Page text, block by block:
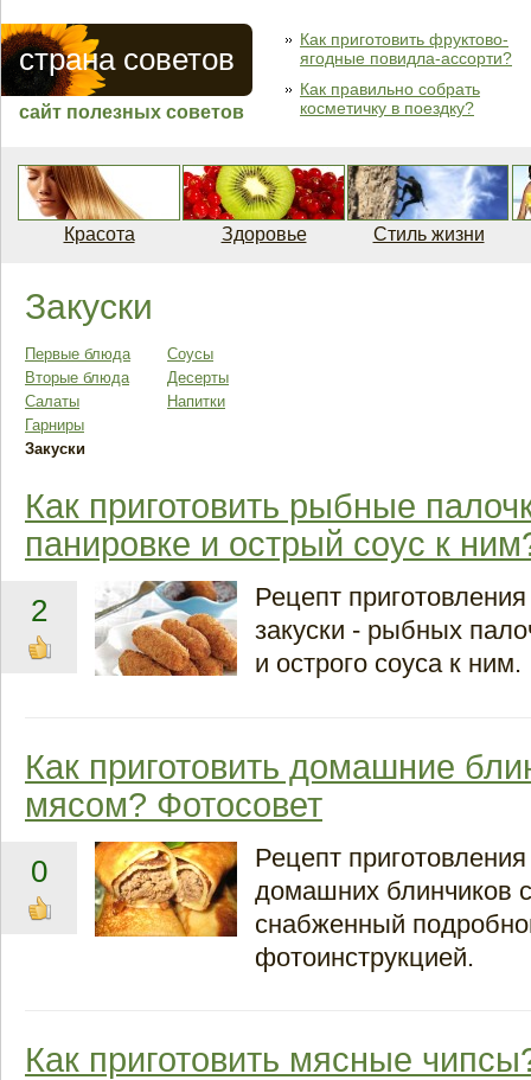
страна советов
сайт полезных советов
Как приготовить фруктово-
ягодные повидла-ассорти?
Как правильно собрать
косметичку в поездку?
Красота Здоровье Стиль жизни
Закуски
Первые блюда
Вторые блюда
Салаты
Гарниры
Закуски
Соусы
Десерты
Напитки
Как приготовить рыбные
панировке и острый соус к
2
Рецепт
закуски - рыбных
и острого соуса к ним.
Как приготовить домашние
мясом? Фотосовет
0
Рецепт
домашних блинчиков
снабженный
фотоинструкцией.
Как приготовить мясные